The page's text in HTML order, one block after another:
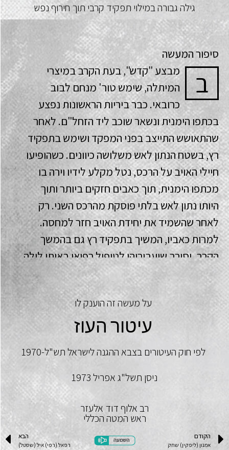
גילה גבורה במילוי תפקיד קרבי תוך חירוף נפש
סיפור המעשה
ב
מבצע "קדש", בעת הקרב במיצרי
המיתלה, שימש טור' מנחם לבוב
כרובאי. כבר ביריות הראשונות נפצע
בכתפו הימנית ונשאר שוכב ליד הזחל"ם. לאחר
שהתאושש התייצב בפני המפקד ושימש בתפקיד
רץ, בשטח הנתון לאש משלושה כיוונים. כשהופיעו
חיילי האויב על הרכס, נטל מקלע לידיו וירה בו
מכתפו הימנית, תוך כאבים חזקים ביותר ותוך
היותו נתון לאש בלתי פוסקת מהרכס השני. רק
לאחר שהשמיד את יחידת האויב חזר למחסה.
למרות כאביו, המשיך בתפקיד רץ גם בהמשך
הקרב, וסירב שיעבירוהו לטיפול רפואי באותו לילה.
על מעשה זה הוענק לו
עיטור העוז
לפי חוק העיטורים בצבא ההגנה לישראל תש"ל-1970
ניסן תשל"ג אפריל 1973
רב אלוף דוד אלעזר
ראש המטה הכללי
הקודם
אמנון (ליפקין) שחק
הבא
רפאל (רפי) איל (שסטל)